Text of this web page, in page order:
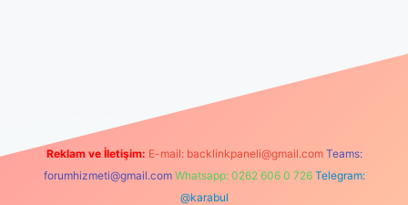
Reklam ve İletişim: E-mail: backlinkpaneli@gmail.com Teams:
forumhizmeti@gmail.com Whatsapp: 0262 606 0 726 Telegram:
@karabul